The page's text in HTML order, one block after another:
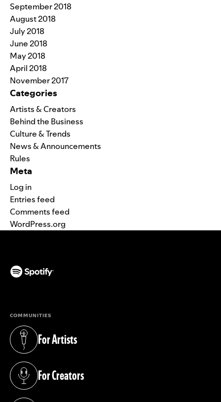
September 2018
August 2018
July 2018
June 2018
May 2018
April 2018
November 2017
Categories
Artists & Creators
Behind the Business
Culture & Trends
News & Announcements
Rules
Meta
Log in
Entries feed
Comments feed
WordPress.org
COMMUNITIES
For Artists
(opens in a new tab)
For Creators
(opens in a new tab)